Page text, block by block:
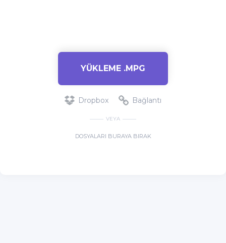
YÜKLEME .MPG
Dropbox Bağlantı
VEYA
DOSYALARI BURAYA BIRAK